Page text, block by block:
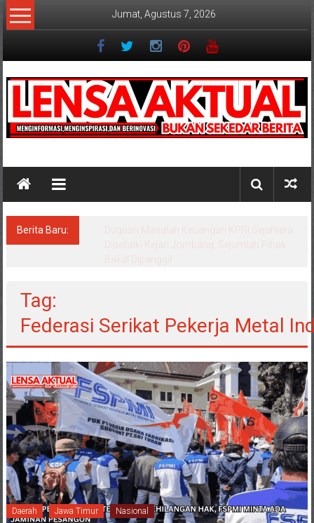
Lompat
ke
Jumat, Agustus 7, 2026
Berita Baru:
Program Kampung Nelayan Merah Putih
Masuk Lamongan, Paciran & Brondong Jadi
Pusat Ekonomi Pesisir
Tag:
Federasi Serikat Pekerja Metal
Daerah Jawa Timur Nasional